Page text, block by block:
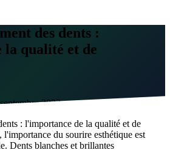
des dents :
la qualité et de
2023
: l'importance de la qualité et de
du sourire esthétique est
Dents blanches et brillantes